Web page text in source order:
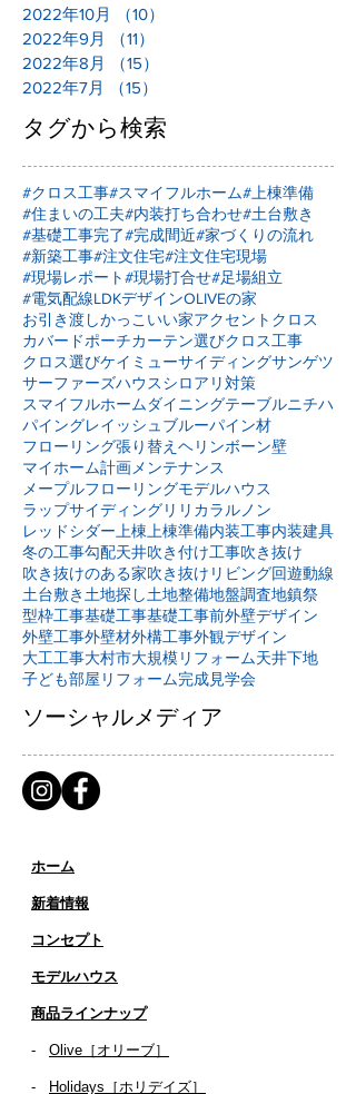
2022年10月
（10）
2022年9月
（11）
2022年8月
（15）
2022年7月
（15）
タグから検索
#クロス工事#スマイフルホーム#上棟準備
#住まいの工夫#内装打ち合わせ#土台敷き
#基礎工事完了#完成間近#家づくりの流れ
#新築工事#注文住宅#注文住宅現場
#現場レポート#現場打合せ#足場組立
#電気配線LDKデザインOLIVEの家
お引き渡しかっこいい家アクセントクロス
カバードポーチカーテン選びクロス工事
クロス選びケイミューサイディングサンゲツ
サーファーズハウスシロアリ対策
スマイフルホームダイニングテーブルニチハ
パイングレイッシュブルーパイン材
フローリング張り替え ヘリンボーン壁
マイホーム計画 メンテナンス
メープルフローリングモデルハウス
ラップサイディングリリカラ ルノン
レッドシダー 上棟 上棟準備内装工事内装建具
冬の工事勾配天井吹き付け工事吹き抜け
吹き抜けのある家吹き抜けリビング回遊動線
土台敷き 土地探し土地整備地盤調査地鎮祭
型枠工事基礎工事基礎工事前外壁デザイン
外壁工事外壁材外構工事外観デザイン
大工工事大村市大規模リフォーム天井下地
子ども部屋リフォーム完成見学会
ソーシャルメディア
ホーム
新着情報
コンセプト
​​モデルハウス
商品ラインナップ
- Olive［オリーブ］
- Holidays［ホリデイズ］